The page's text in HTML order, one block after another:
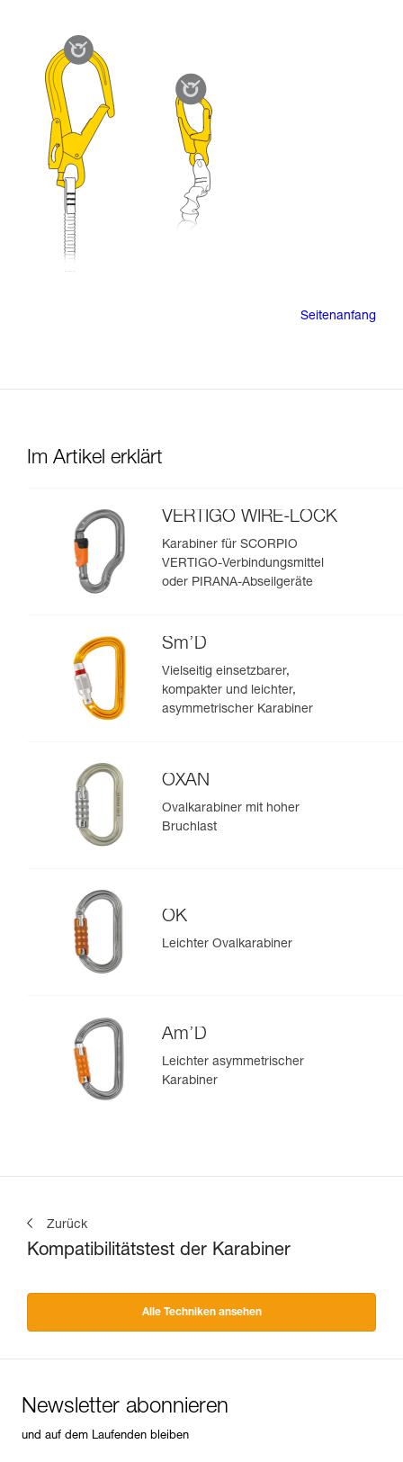
Seitenanfang
Im Artikel erklärt
VERTIGO WIRE-LOCK
Karabiner für SCORPIO
VERTIGO-Verbindungsmittel
oder PIRANA-Abseilgeräte
Sm’D
Vielseitig einsetzbarer,
kompakter und leichter,
asymmetrischer Karabiner
OXAN
Ovalkarabiner mit hoher
Bruchlast
OK
Leichter Ovalkarabiner
Am’D
Leichter asymmetrischer
Karabiner
Zurück
Kompatibilitätstest der Karabiner
Alle Techniken ansehen
Newsletter abonnieren
und auf dem Laufenden bleiben